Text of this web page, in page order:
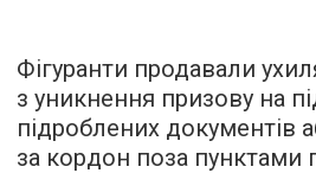
Фігуранти продавали
з уникнення призову на
підроблених документів
за кордон поза пунктами